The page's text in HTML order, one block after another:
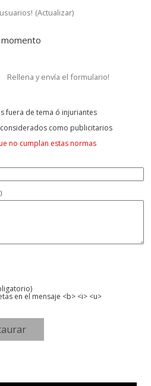
(Actualizar)
Rellena y envía el formulario!
fuera de tema ó injuriantes
como publicitarios
no cumplan estas normas
en el mensaje <b> <i> <u>